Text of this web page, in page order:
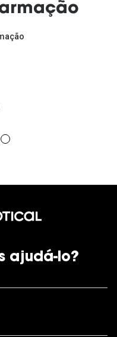
ajudá-lo?